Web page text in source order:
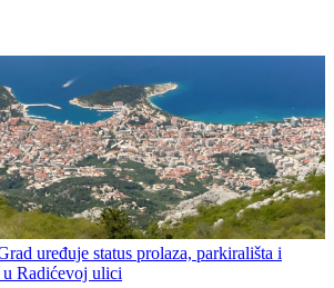
uređuje status prolaza, parkirališta i
u Radićevoj ulici